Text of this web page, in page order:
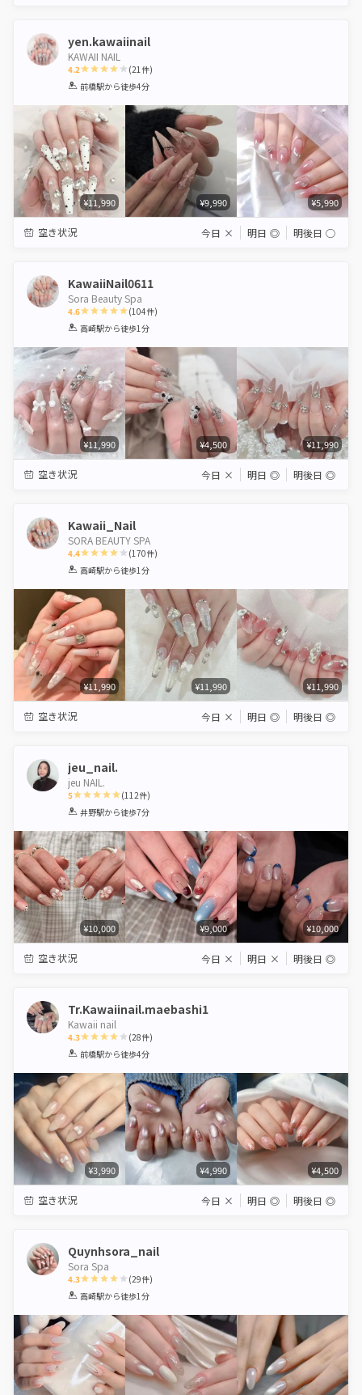
yen.kawaiinail
KAWAII NAIL
4.2
1 2 3 4 5
(21件)
前橋駅から徒歩4分
¥11,990 ¥9,990 ¥5,990
空き状況 今日 × 明日 ◎ 明後日 ◯
KawaiiNail0611
Sora Beauty Spa
4.6
1 2 3 4 5
(104件)
高崎駅から徒歩1分
¥11,990 ¥4,500 ¥11,990
空き状況 今日 × 明日 ◎ 明後日 ◎
Kawaii_Nail
SORA BEAUTY SPA
4.4
1 2 3 4 5
(170件)
高崎駅から徒歩1分
¥11,990 ¥11,990 ¥11,990
空き状況 今日 × 明日 ◎ 明後日 ◎
jeu_nail.
jeu NAIL.
5
1 2 3 4 5
(112件)
井野駅から徒歩7分
¥10,000 ¥9,000 ¥10,000
空き状況 今日 × 明日 × 明後日 ◎
Tr.Kawaiinail.maebashi1
Kawaii nail
4.3
1 2 3 4 5
(28件)
前橋駅から徒歩4分
¥3,990 ¥4,990 ¥4,500
空き状況 今日 × 明日 ◎ 明後日 ◎
Quynhsora_nail
Sora Spa
4.3
1 2 3 4 5
(29件)
高崎駅から徒歩1分